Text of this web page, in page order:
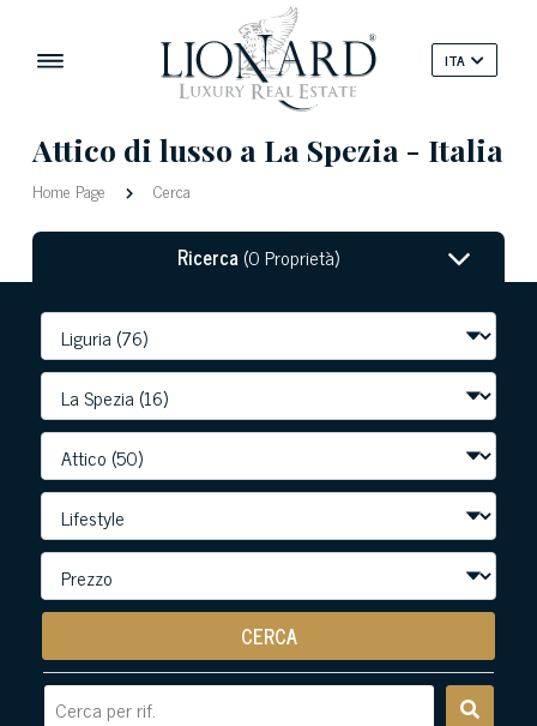
ITA
Attico di lusso a La Spezia - Italia
Home Page Cerca
Ricerca(0 Proprietà)
CERCA